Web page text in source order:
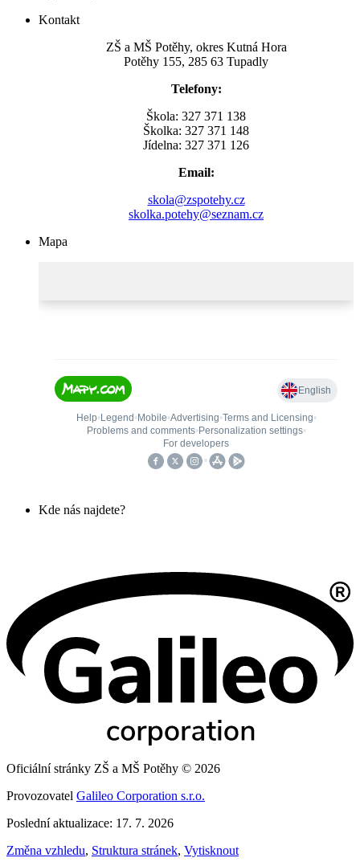
Kontakt
ZŠ a MŠ Potěhy, okres Kutná Hora
Potěhy 155, 285 63 Tupadly
Telefony:
Škola: 327 371 138
Školka: 327 371 148
Jídelna: 327 371 126
Email:
skola@zspotehy.cz
skolka.potehy@seznam.cz
Mapa
Kde nás najdete?
Oficiální stránky ZŠ a MŠ Potěhy © 2026
Provozovatel Galileo Corporation s.r.o.
Poslední aktualizace: 17. 7. 2026
Změna vzhledu, Struktura stránek, Vytisknout